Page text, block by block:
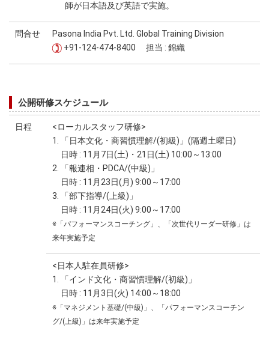
師が日本語及び英語で実施。
問合せ
Pasona India Pvt. Ltd. Global Training Division
+91-124-474-8400 担当 : 錦織
公開研修スケジュール
日程
<ローカルスタッフ研修>
1. 「日本文化・商習慣理解/(初級)」(隔週土曜日)
日時 : 11月7日(土)・21日(土) 10:00～13:00
2. 「報連相・PDCA/(中級)」
日時 : 11月23日(月) 9:00～17:00
3. 「部下指導/(上級)」
日時 : 11月24日(火) 9:00～17:00
※「パフォーマンスコーチング」、「次世代リーダー研修」は
来年実施予定
<日本人駐在員研修>
1. 「インド文化・商習慣理解/(初級)」
日時 : 11月3日(火) 14:00～18:00
※「マネジメント基礎/(中級)」、「パフォーマンスコーチン
グ/(上級)」は来年実施予定